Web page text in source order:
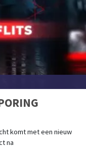
komt met een nieuw
na